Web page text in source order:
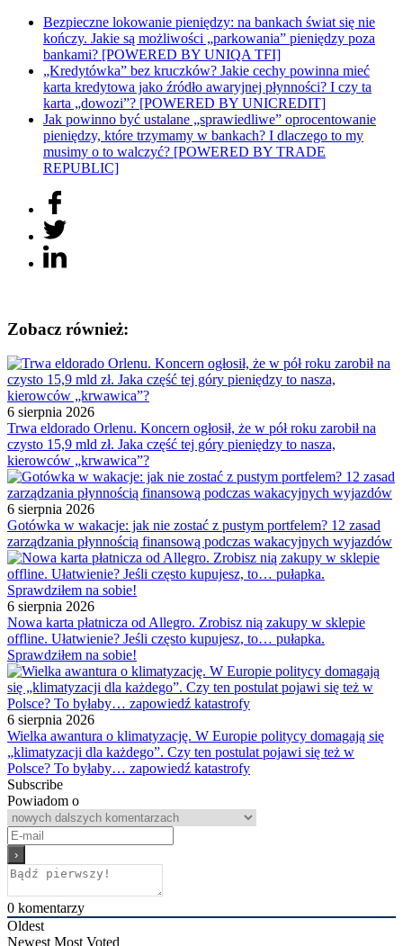
Bezpieczne lokowanie pieniędzy: na bankach świat się nie
kończy. Jakie są możliwości „parkowania” pieniędzy poza
bankami? [POWERED BY UNIQA TFI]
„Kredytówka” bez kruczków? Jakie cechy powinna mieć
karta kredytowa jako źródło awaryjnej płynności? I czy ta
karta „dowozi”? [POWERED BY UNICREDIT]
Jak powinno być ustalane „sprawiedliwe” oprocentowanie
pieniędzy, które trzymamy w bankach? I dlaczego to my
musimy o to walczyć? [POWERED BY TRADE
REPUBLIC]
Zobacz również:
6 sierpnia 2026
Trwa eldorado Orlenu. Koncern ogłosił, że w pół roku zarobił na
czysto 15,9 mld zł. Jaka część tej góry pieniędzy to nasza,
kierowców „krwawica”?
6 sierpnia 2026
Gotówka w wakacje: jak nie zostać z pustym portfelem? 12 zasad
zarządzania płynnością finansową podczas wakacyjnych wyjazdów
6 sierpnia 2026
Nowa karta płatnicza od Allegro. Zrobisz nią zakupy w sklepie
offline. Ułatwienie? Jeśli często kupujesz, to… pułapka.
Sprawdziłem na sobie!
6 sierpnia 2026
Wielka awantura o klimatyzację. W Europie politycy domagają się
„klimatyzacji dla każdego”. Czy ten postulat pojawi się też w
Polsce? To byłaby… zapowiedź katastrofy
Subscribe
Powiadom o
0 komentarzy
Oldest
Newest Most Voted